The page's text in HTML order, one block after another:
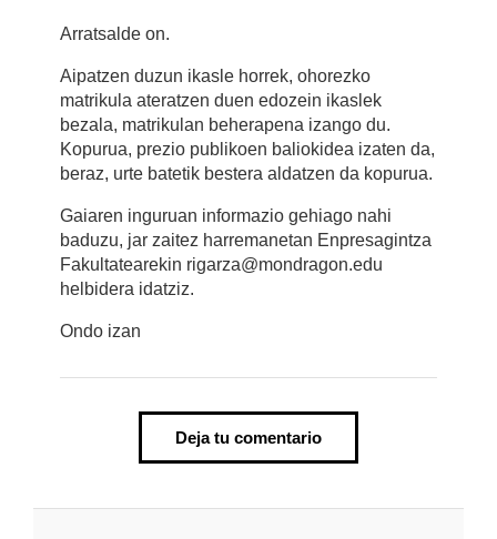
Arratsalde on.
Aipatzen duzun ikasle horrek, ohorezko
matrikula ateratzen duen edozein ikaslek
bezala, matrikulan beherapena izango du.
Kopurua, prezio publikoen baliokidea izaten da,
beraz, urte batetik bestera aldatzen da kopurua.
Gaiaren inguruan informazio gehiago nahi
baduzu, jar zaitez harremanetan Enpresagintza
Fakultatearekin rigarza@mondragon.edu
helbidera idatziz.
Ondo izan
Deja tu comentario